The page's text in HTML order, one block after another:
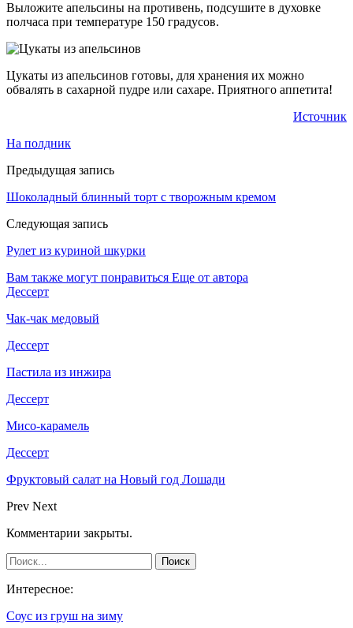
Выложите апельсины на противень, подсушите в духовке
полчаса при температуре 150 градусов.
Цукаты из апельсинов готовы, для хранения их можно
обвалять в сахарной пудре или сахаре. Приятного аппетита!
Источник
На полдник
Предыдущая запись
Шоколадный блинный торт с творожным кремом
Следующая запись
Рулет из куриной шкурки
Вам также могут понравиться Еще от автора
Дессерт
Чак-чак медовый
Дессерт
Пастила из инжира
Дессерт
Мисо-карамель
Дессерт
Фруктовый салат на Новый год Лошади
Prev Next
Комментарии закрыты.
Интересное:
Соус из груш на зиму